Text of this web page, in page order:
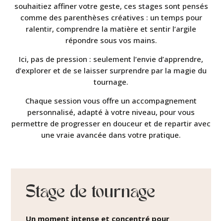
souhaitiez affiner votre geste, ces stages sont pensés
comme des parenthèses créatives : un temps pour
ralentir, comprendre la matière et sentir l’argile
répondre sous vos mains.
Ici, pas de pression : seulement l’envie d’apprendre,
d’explorer et de se laisser surprendre par la magie du
tournage.
Chaque session vous offre un accompagnement
personnalisé, adapté à votre niveau, pour vous
permettre de progresser en douceur et de repartir avec
une vraie avancée dans votre pratique.
Stage de tournage
Un moment intense et concentré pour